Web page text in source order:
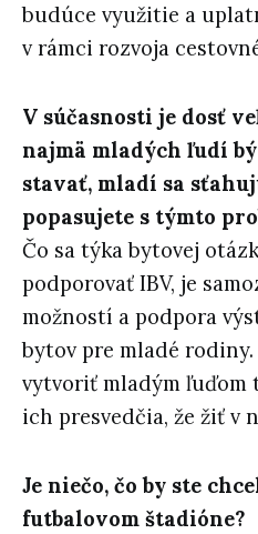
budúce využitie a
v rámci rozvoja
V súčasnosti je dosť
najmä mladých ľudí
stavať, mladí sa
popasujete s týmto
Čo sa týka bytovej
podporovať IBV, je
možností a podpora
bytov pre mladé
vytvoriť mladým ľuďom
ich presvedčia, že žiť v
Je niečo, čo by ste
futbalovom štadióne?